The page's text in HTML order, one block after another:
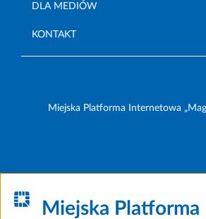
DLA MEDIÓW
KONTAKT
Miejska Platforma Internetowa
Miejska Platforma